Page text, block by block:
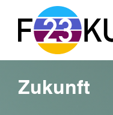
content
Zukunft